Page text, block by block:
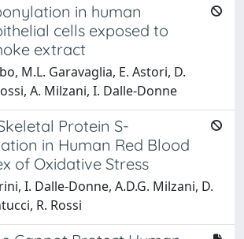
in human
cells exposed to
extract
M.L. Garavaglia, E. Astori, D.
A. Milzani, I. Dalle-Donne
Protein S-
in Human Red Blood
of Oxidative Stress
I. Dalle-Donne, A.D.G. Milzani, D.
R. Rossi